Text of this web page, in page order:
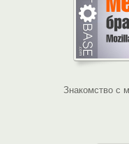
Знакомство с